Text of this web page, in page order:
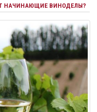
НАЧИНАЮЩИЕ ВИНОДЕЛЫ?